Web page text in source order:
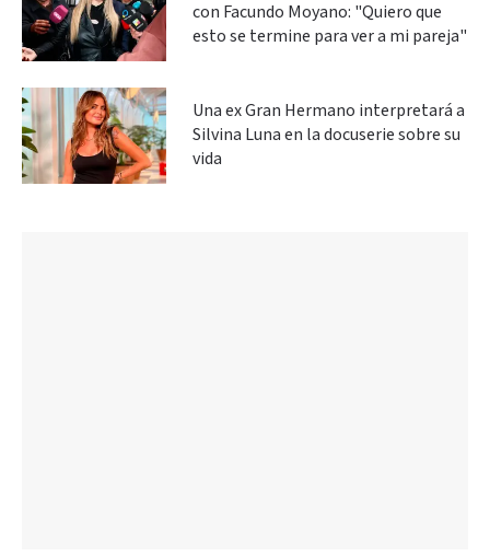
con Facundo Moyano: "Quiero que
esto se termine para ver a mi pareja"
Una ex Gran Hermano interpretará a
Silvina Luna en la docuserie sobre su
vida